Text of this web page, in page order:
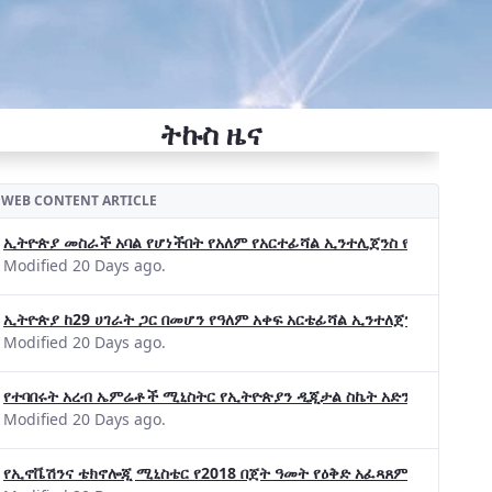
ትኩስ ዜና
WEB CONTENT ARTICLE
ኢትዮጵያ መስራች አባል የሆነችበት የአለም የአርተፊሻል ኢንተሊጀንስ የትብብር
Modified 20 Days ago.
ኢትዮጵያ ከ29 ሀገራት ጋር በመሆን የዓለም አቀፍ አርቴፊሻል ኢንተለጀንስ ትብብር
Modified 20 Days ago.
የተባበሩት አረብ ኤምሬቶች ሚኒስትር የኢትዮጵያን ዲጂታል ስኬት አድንቀዋል
Modified 20 Days ago.
የኢኖቬሽንና ቴክኖሎጂ ሚኒስቴር የ2018 በጀት ዓመት የዕቅድ አፈጻጸምና የቀጣይ